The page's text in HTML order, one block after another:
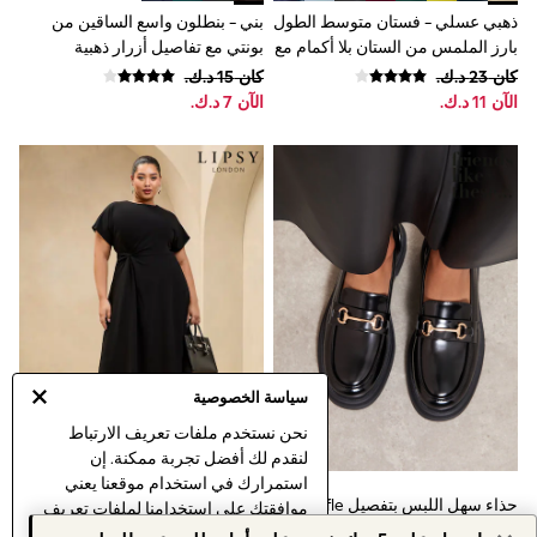
سياسة الخصوصية
نحن نستخدم ملفات تعريف الارتباط
لنقدم لك أفضل تجربة ممكنة. إن
استمرارك في استخدام موقعنا يعني
موافقتك على استخدامنا لملفات تعريف
Occasion and Party Dresses
Floral Dresses
School Dresses
Sequin Dresses
Short Sleeve Dresses
100% Cotton Dresses
Pyjamas
Thermals
Robes
Sleepsuits
Slippers
Socks & Tights
All Footwear
Sandals & Clogs
Boots
Half Sizes
School Shoes
Sneakers & Sports Shoes
Wide Fit
Multipack Leggings
Multipack T-Shirts
ذهبي عسلي - فستان متوسط الطول
بارز الملمس من الستان بلا أكمام مع
حمالة رقبة
كان ‏23 د.ك.‏
الآن ‏11 د.ك.‏
بني - بنطلون واسع الساقين من
بونتي مع تفاصيل أزرار ذهبية
كان ‏15 د.ك.‏
الآن ‏7 د.ك.‏
حذاء سهل اللبس بتفصيل Snaffle
مصنوع من جلد صناعي بقصة
أسود - فستان متوسط الطول بعقدة
جانبية من Lipsy